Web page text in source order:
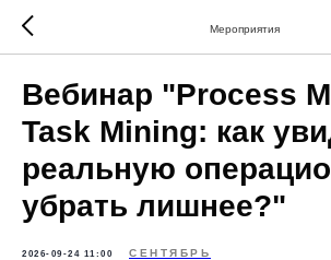
Мероприятия
Вебинар "Process
Task Mining: как
реальную
убрать лишнее?"
2026-09-24 11:00 СЕНТЯБРЬ